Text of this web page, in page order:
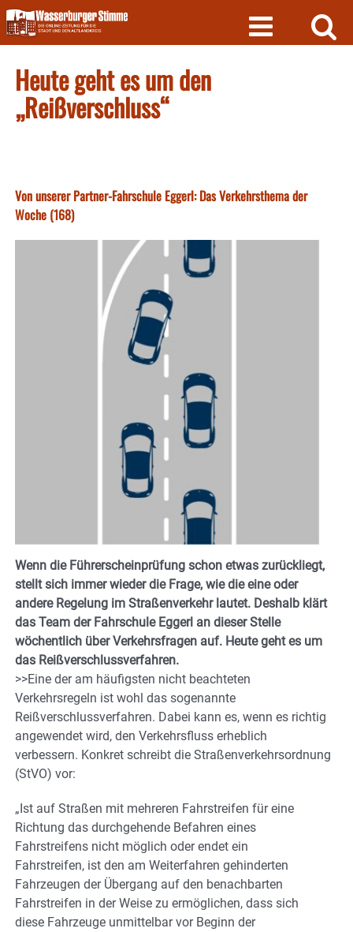
Skip
to
content
Heute geht es um den
„Reißverschluss“
Von unserer Partner-Fahrschule Eggerl: Das Verkehrsthema der
Woche (168)
Wenn die Führerscheinprüfung schon etwas zurückliegt,
stellt sich immer wieder die Frage, wie die eine oder
andere Regelung im Straßenverkehr lautet. Deshalb klärt
das Team der Fahrschule Eggerl an dieser Stelle
wöchentlich über Verkehrsfragen auf. Heute geht es um
das Reißverschlussverfahren.
>>Eine der am häufigsten nicht beachteten
Verkehrsregeln ist wohl das sogenannte
Reißverschlussverfahren. Dabei kann es, wenn es richtig
angewendet wird, den Verkehrsfluss erheblich
verbessern. Konkret schreibt die Straßenverkehrsordnung
(StVO) vor:
„Ist auf Straßen mit mehreren Fahrstreifen für eine
Richtung das durchgehende Befahren eines
Fahrstreifens nicht möglich oder endet ein
Fahrstreifen, ist den am Weiterfahren gehinderten
Fahrzeugen der Übergang auf den benachbarten
Fahrstreifen in der Weise zu ermöglichen, dass sich
diese Fahrzeuge unmittelbar vor Beginn der